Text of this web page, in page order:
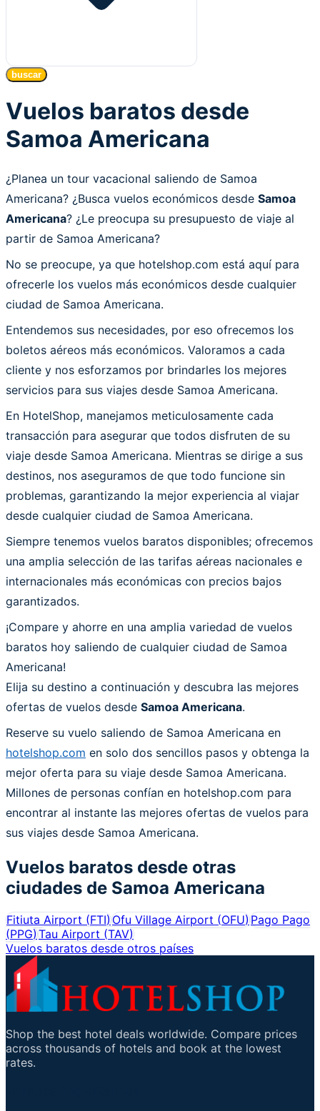
buscar
Vuelos baratos desde
Samoa Americana
¿Planea un tour vacacional saliendo de Samoa
Americana? ¿Busca vuelos económicos desde Samoa
Americana? ¿Le preocupa su presupuesto de viaje al
partir de Samoa Americana?
No se preocupe, ya que hotelshop.com está aquí para
ofrecerle los vuelos más económicos desde cualquier
ciudad de Samoa Americana.
Entendemos sus necesidades, por eso ofrecemos los
boletos aéreos más económicos. Valoramos a cada
cliente y nos esforzamos por brindarles los mejores
servicios para sus viajes desde Samoa Americana.
En HotelShop, manejamos meticulosamente cada
transacción para asegurar que todos disfruten de su
viaje desde Samoa Americana. Mientras se dirige a sus
destinos, nos aseguramos de que todo funcione sin
problemas, garantizando la mejor experiencia al viajar
desde cualquier ciudad de Samoa Americana.
Siempre tenemos vuelos baratos disponibles; ofrecemos
una amplia selección de las tarifas aéreas nacionales e
internacionales más económicas con precios bajos
garantizados.
¡Compare y ahorre en una amplia variedad de vuelos
baratos hoy saliendo de cualquier ciudad de Samoa
Americana!
Elija su destino a continuación y descubra las mejores
ofertas de vuelos desde Samoa Americana.
Reserve su vuelo saliendo de Samoa Americana en
hotelshop.com en solo dos sencillos pasos y obtenga la
mejor oferta para su viaje desde Samoa Americana.
Millones de personas confían en hotelshop.com para
encontrar al instante las mejores ofertas de vuelos para
sus viajes desde Samoa Americana.
Vuelos baratos desde otras
ciudades de Samoa Americana
Fitiuta Airport (FTI)Ofu Village Airport (OFU)Pago Pago
(PPG)Tau Airport (TAV)
Vuelos baratos desde otros países
Shop the best hotel deals worldwide. Compare prices
across thousands of hotels and book at the lowest
rates.